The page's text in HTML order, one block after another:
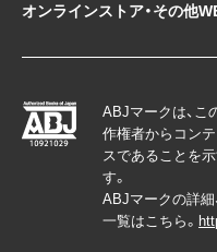
オンラインストア・その他
ABJマークは、こ
作権者からコン
スであることを
す。
ABJマークの詳
一覧はこちら。